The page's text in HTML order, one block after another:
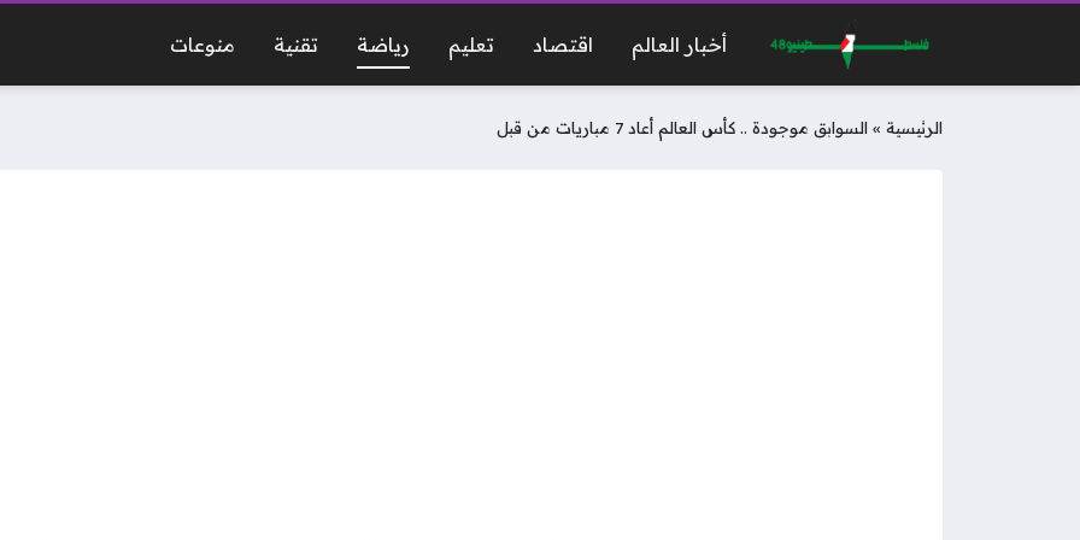
أخبار العالم اقتصاد تعليم رياضة تقنية منوعات
الرئيسية » السوابق موجودة .. كأس العالم أعاد 7 مباريات من قبل